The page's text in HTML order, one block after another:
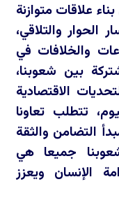
علاقات متوازنة
والتلاقي،
والخلافات في
بين شعوبنا،
الاقتصادية
تتطلب تعاونا
التضامن والثقة
جميعا هي
الإنسان ويعزز